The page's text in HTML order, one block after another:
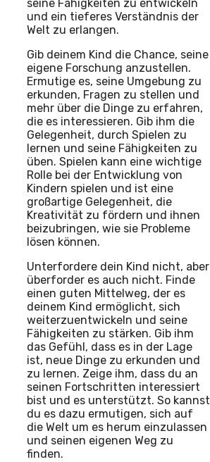
seine Fähigkeiten zu entwickeln
und ein tieferes Verständnis der
Welt zu erlangen.
Gib deinem Kind die Chance, seine
eigene Forschung anzustellen.
Ermutige es, seine Umgebung zu
erkunden, Fragen zu stellen und
mehr über die Dinge zu erfahren,
die es interessieren. Gib ihm die
Gelegenheit, durch Spielen zu
lernen und seine Fähigkeiten zu
üben. Spielen kann eine wichtige
Rolle bei der Entwicklung von
Kindern spielen und ist eine
großartige Gelegenheit, die
Kreativität zu fördern und ihnen
beizubringen, wie sie Probleme
lösen können.
Unterfordere dein Kind nicht, aber
überforder es auch nicht. Finde
einen guten Mittelweg, der es
deinem Kind ermöglicht, sich
weiterzuentwickeln und seine
Fähigkeiten zu stärken. Gib ihm
das Gefühl, dass es in der Lage
ist, neue Dinge zu erkunden und
zu lernen. Zeige ihm, dass du an
seinen Fortschritten interessiert
bist und es unterstützt. So kannst
du es dazu ermutigen, sich auf
die Welt um es herum einzulassen
und seinen eigenen Weg zu
finden.